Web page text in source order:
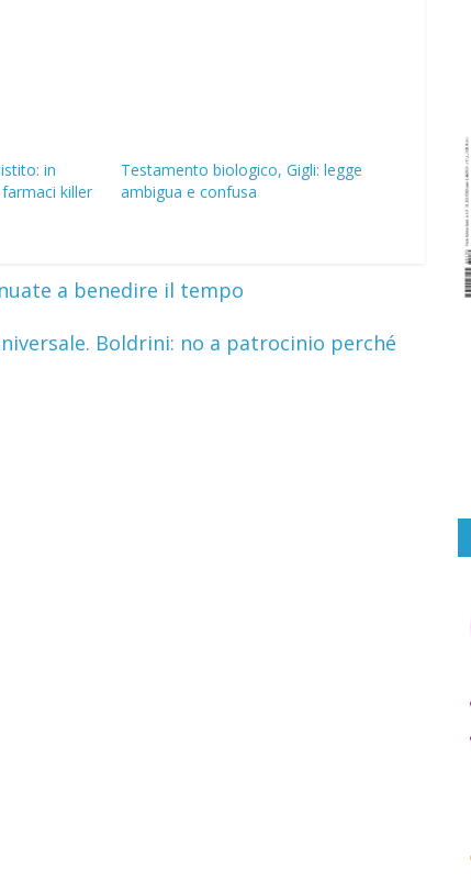
in
killer
Testamento biologico, Gigli: legge
ambigua e confusa
a benedire il tempo
Boldrini: no a patrocinio perché